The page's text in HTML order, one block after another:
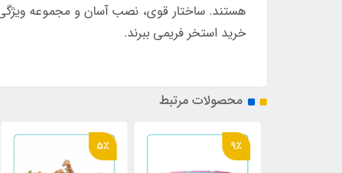
هستند. ساختار قوی، نصب آسان و مجموعه
خرید استخر فریمی ببرند.
محصولات مرتبط
9٪ 5٪